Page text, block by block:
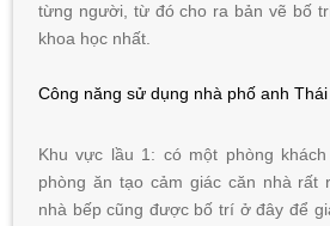
từng người, từ đó cho ra bản vẽ bố
khoa học nhất.
Công năng sử dụng nhà phố anh
Khu vực lầu 1: có một phòng
phòng ăn tạo cảm giác căn nhà rất
nhà bếp cũng được bố trí ở đây để